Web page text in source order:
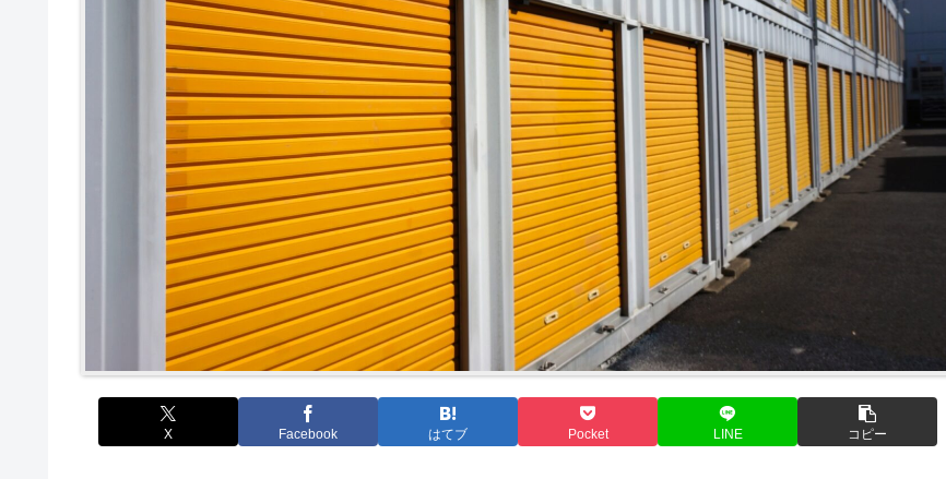
X Facebook はてブ Pocket LINE コピー